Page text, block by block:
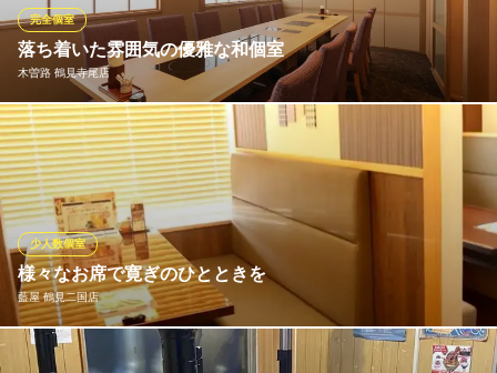
ち着きのある空間でお食事をお楽しみ頂けます！
個室居酒屋 くいもの屋わん 鶴見店
個室/鶴見駅徒歩１分
ＪＲ鶴見駅 徒歩1分
神奈川県横浜市鶴見区鶴見中央1-31-2 鶴見シークレイン2F-207区画
落ち着いた雰囲気の優雅な和個室
木曽路 鶴見寺尾店
完全個室
親子三世代でご利用いただけ、人生の大切な１ページをファミリ
ーで共有にし後世にまた引き継がれていきます。お子様のご誕生
から家族のお誕生日、結婚記念日、米寿、古希など長寿のお祝い
まで、木曽路でお手伝いさせていただきます。小さなお子様がい
らっしゃっても周りの目を気にせずにごゆっくりご利用いただけ
ます。
木曽路 鶴見寺尾店
しゃぶしゃぶ・日本料理
ＪＲ京浜東北線鶴見駅西口 バス6分
様々なお席で寛ぎのひとときを
藍屋 鶴見二国店
少人数個室
ご利用シーンに合わせて最適なお席へご案内いたします。気軽に